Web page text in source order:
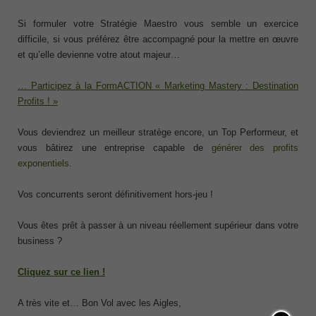
Si formuler votre Stratégie Maestro vous semble un exercice
difficile, si vous préférez être accompagné pour la mettre en œuvre
et qu’elle devienne votre atout majeur…
… Participez à la FormACTION « Marketing Mastery : Destination
Profits ! »
Vous deviendrez un meilleur stratège encore, un Top Performeur, et
vous bâtirez une entreprise capable de générer des profits
exponentiels
Vos concurrents seront définitivement hors-jeu !
Vous êtes prêt à passer à un niveau réellement supérieur dans votre
business ?
Cliquez sur ce lien !
A très vite et… Bon Vol avec les Aigles,